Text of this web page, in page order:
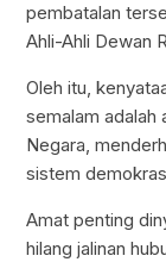
pembatalan
Ahli-Ahli Dewan
Oleh itu,
semalam adalah
Negara,
sistem
Amat penting
hilang jalinan